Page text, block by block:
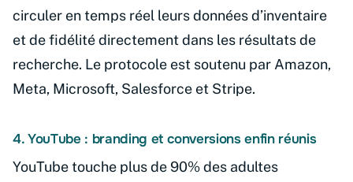
circuler en temps réel leurs données d’inventaire
et de fidélité directement dans les résultats de
recherche. Le protocole est soutenu par Amazon,
Meta, Microsoft, Salesforce et Stripe.
4. YouTube : branding et conversions enfin réunis
YouTube touche plus de 90% des adultes